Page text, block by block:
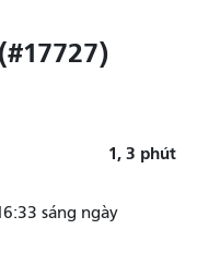
1, 3 phút
sáng ngày